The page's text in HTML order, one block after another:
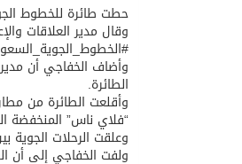
حطت طائرة للخطوط
وقال مدير العلاقات
#الخطوط_الجوية_السعودية “وصلت مساء
وأضاف الخفاجي أن
الطائرة.
وأقلعت الطائرة من
“فلاي ناس” المنخفضة
وعلقت الرحلات الجوية بين العراق والسعودية
ولفت الخفاجي إلى أن